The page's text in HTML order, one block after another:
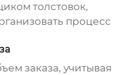
толстовок,
процесс
заказа, учитывая